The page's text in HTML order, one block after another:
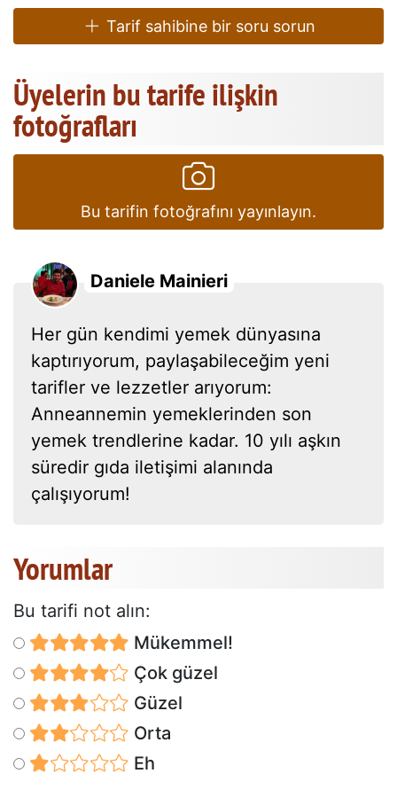
Tarif sahibine bir soru sorun
Üyelerin bu tarife ilişkin
fotoğrafları
Bu tarifin fotoğrafını yayınlayın.
Daniele Mainieri
Her gün kendimi yemek dünyasına
kaptırıyorum, paylaşabileceğim yeni
tarifler ve lezzetler arıyorum:
Anneannemin yemeklerinden son
yemek trendlerine kadar. 10 yılı aşkın
süredir gıda iletişimi alanında
çalışıyorum!
Yorumlar
Bu tarifi not alın:
Mükemmel!
Çok güzel
Güzel
Orta
Eh